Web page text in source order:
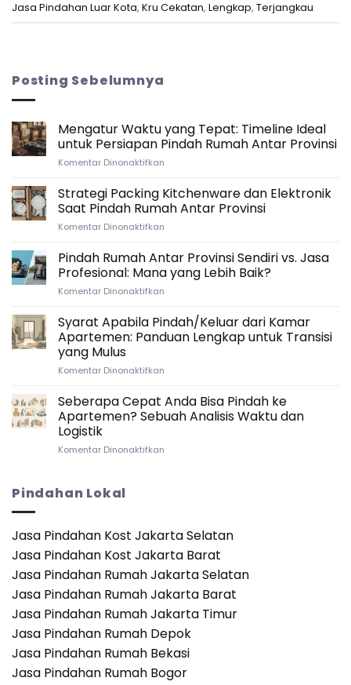
Jasa Pindahan Luar Kota, Kru Cekatan, Lengkap, Terjangkau
Posting Sebelumnya
Mengatur Waktu yang Tepat: Timeline Ideal
untuk Persiapan Pindah Rumah Antar Provinsi
Komentar Dinonaktifkan
Waktu
yang
Tepat:
untuk
Persiapan
Pindah
Provinsi
Strategi Packing Kitchenware dan Elektronik
Saat Pindah Rumah Antar Provinsi
Komentar Dinonaktifkan
Packing
Kitchenware
dan
Pindah
Rumah
Pindah Rumah Antar Provinsi Sendiri vs. Jasa
Profesional: Mana yang Lebih Baik?
Komentar Dinonaktifkan
Rumah
Antar
Provinsi
Profesional:
Mana
yang
Syarat Apabila Pindah/Keluar dari Kamar
Apartemen: Panduan Lengkap untuk Transisi
yang Mulus
Komentar Dinonaktifkan
Apabila
Pindah/Keluar
dari
Mulus
Seberapa Cepat Anda Bisa Pindah ke
Apartemen? Sebuah Analisis Waktu dan
Logistik
Komentar Dinonaktifkan
ke
Apartemen?
Sebuah
Analisis
Waktu
dan
Logistik
Pindahan Lokal
Jasa Pindahan Kost Jakarta Selatan
Jasa Pindahan Kost Jakarta Barat
Jasa Pindahan Rumah Jakarta Selatan
Jasa Pindahan Rumah Jakarta Barat
Jasa Pindahan Rumah Jakarta Timur
Jasa Pindahan Rumah Depok
Jasa Pindahan Rumah Bekasi
Jasa Pindahan Rumah Bogor